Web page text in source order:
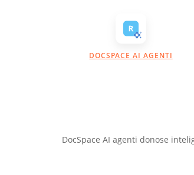
DOCSPACE AI AGENTI
DocSpace AI agenti donose